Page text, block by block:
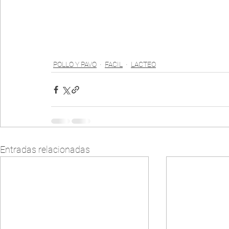
POLLO Y PAVO FACIL LACTEO
Entradas relacionadas